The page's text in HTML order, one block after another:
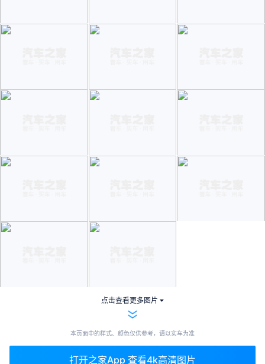
点击查看更多图片
本页面中的样式、颜色仅供参考，请以实车为准
打开之家App 查看4k高清图片